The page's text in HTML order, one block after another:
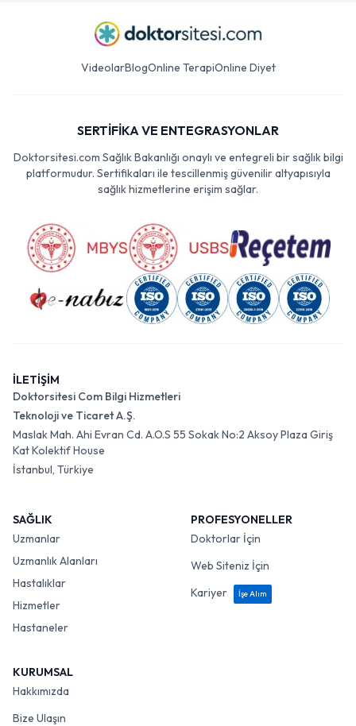
VideolarBlogOnline TerapiOnline Diyet
SERTİFİKA VE ENTEGRASYONLAR
Doktorsitesi.com Sağlık Bakanlığı onaylı ve entegreli bir sağlık bilgi
platformudur. Sertifikaları ile tescillenmiş güvenilir altyapısıyla
sağlık hizmetlerine erişim sağlar.
İLETİŞİM
Doktorsitesi Com Bilgi Hizmetleri
Teknoloji ve Ticaret A.Ş.
Maslak Mah. Ahi Evran Cd. A.O.S 55 Sokak No:2 Aksoy Plaza Giriş
Kat Kolektif House
İstanbul, Türkiye
SAĞLIK
Uzmanlar
Uzmanlık Alanları
Hastalıklar
Hizmetler
Hastaneler
PROFESYONELLER
Doktorlar İçin
Web Siteniz İçin
Kariyer
İşe Alım
KURUMSAL
Hakkımızda
Bize Ulaşın